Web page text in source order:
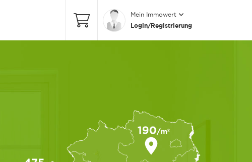
Mein Immowert
Login/Registrierung